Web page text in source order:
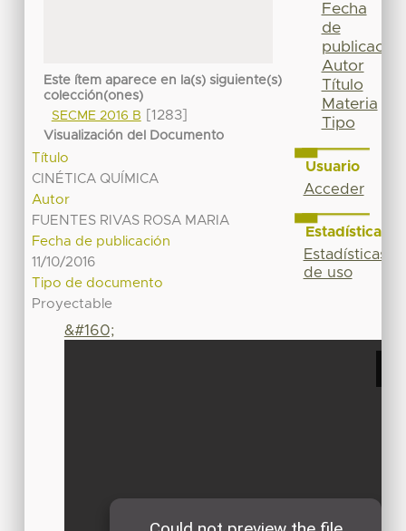
Este ítem aparece en la(s) siguiente(s)
colección(ones)
SECME 2016 B
[1283]
Visualización del Documento
Título
CINÉTICA QUÍMICA
Autor
FUENTES RIVAS ROSA MARIA
Fecha de publicación
11/10/2016
Tipo de documento
Proyectable
&#160;
Fecha
de
publicación
Autor
Título
Materia
Tipo
Usuario
Acceder
Estadísticas
Estadísticas
de uso